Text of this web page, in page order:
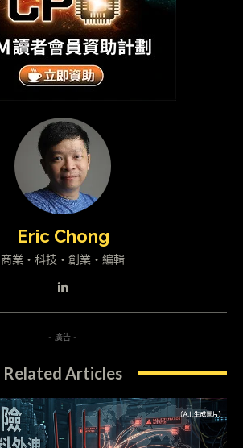
Eric Chong
商業・科技・創業・編輯
- 廣告 -
Related Articles